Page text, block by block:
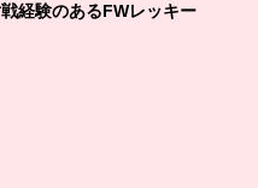
経験のあるFWレッキー